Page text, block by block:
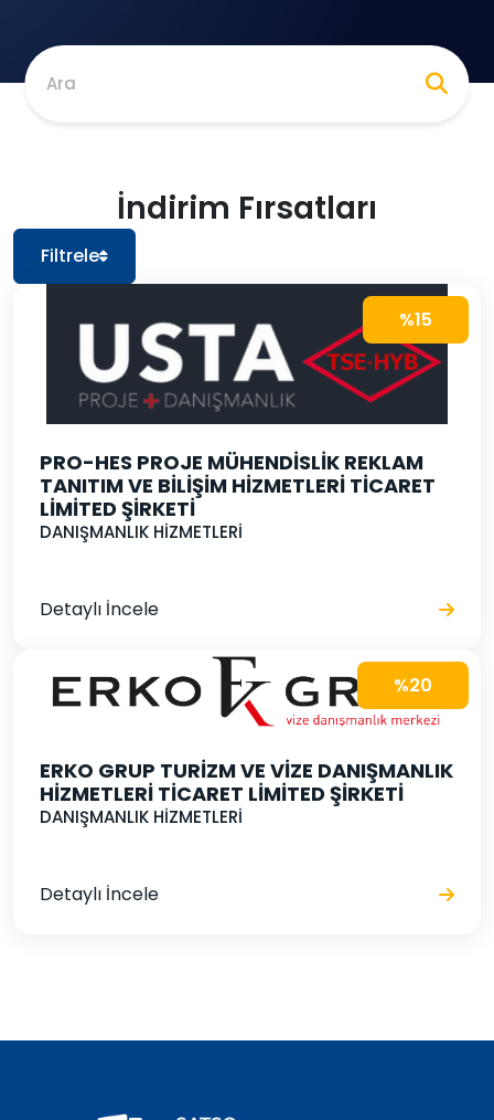
Ara
İndirim Fırsatları
Filtrele
%15
PRO-HES PROJE MÜHENDİSLİK REKLAM
TANITIM VE BİLİŞİM HİZMETLERİ TİCARET
LİMİTED ŞİRKETİ
DANIŞMANLIK HİZMETLERİ
Detaylı İncele
%20
ERKO GRUP TURİZM VE VİZE DANIŞMANLIK
HİZMETLERİ TİCARET LİMİTED ŞİRKETİ
DANIŞMANLIK HİZMETLERİ
Detaylı İncele